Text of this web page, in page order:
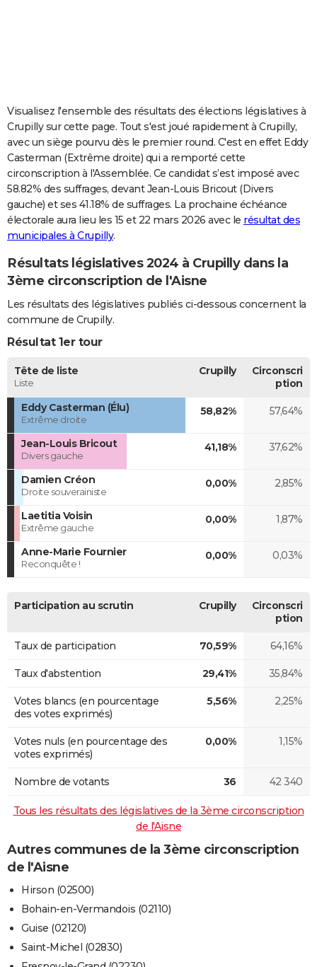
Carte de Noël
Carte Bonne année
Carte Saint-Valentin
Carte Pâques
Carte d'anniversaire
DICTIONNAIRE
Dictionnaire
Biographies
Citations
Expressions
Proverbes
PROGRAMME TV
COPAINS D'AVANT
S'inscrire
Se connecter
Lycées
Collèges
Primaires
Universités
Entreprises
Service militaire
Avis de recherche
AVIS DE DÉCÈS
Visualisez l'ensemble des résultats des élections législatives à
Crupilly sur cette page. Tout s'est joué rapidement à Crupilly,
avec un siège pourvu dès le premier round. C'est en effet Eddy
Casterman (Extrême droite) qui a remporté cette
circonscription à l'Assemblée. Ce candidat s’est imposé avec
58.82% des suffrages, devant Jean-Louis Bricout (Divers
gauche) et ses 41.18% de suffrages. La prochaine échéance
électorale aura lieu les 15 et 22 mars 2026 avec le résultat des
municipales à Crupilly.
Résultats législatives 2024 à Crupilly dans la
3ème circonscription de l'Aisne
Les résultats des législatives publiés ci-dessous concernent la
commune de Crupilly.
Résultat 1er tour
Tête de liste
Liste
Crupilly
Circonscri
ption
Eddy Casterman (Élu)
Extrême droite
58,82% 57,64%
Jean-Louis Bricout
Divers gauche
41,18% 37,62%
Damien Créon
Droite souverainiste
0,00% 2,85%
Laetitia Voisin
Extrême gauche
0,00% 1,87%
Anne-Marie Fournier
Reconquête !
0,00% 0,03%
Participation au scrutin Crupilly
Circonscri
ption
Taux de participation 70,59% 64,16%
Taux d'abstention 29,41% 35,84%
Votes blancs (en pourcentage
des votes exprimés)
5,56% 2,25%
Votes nuls (en pourcentage des
votes exprimés)
0,00% 1,15%
Nombre de votants 36 42 340
Tous les résultats des législatives de la 3ème circonscription
de l'Aisne
Autres communes de la 3ème circonscription
de l'Aisne
Hirson (02500)
Bohain-en-Vermandois (02110)
Guise (02120)
Saint-Michel (02830)